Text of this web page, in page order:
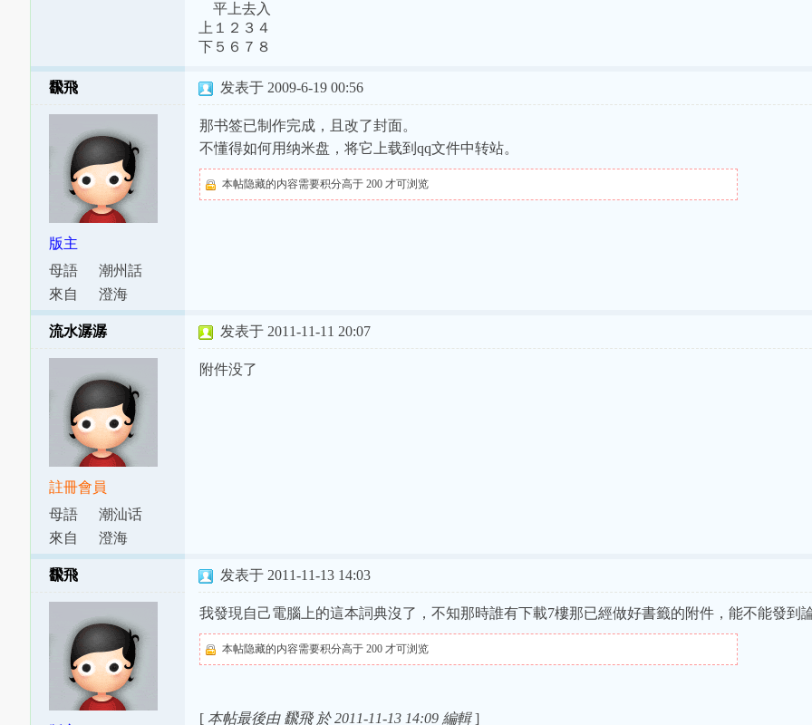
平上去入
上１２３４
下５６７８
飜飛
版主
母語
潮州話
來自
澄海
发表于 2009-6-19 00:56
那书签已制作完成，且改了封面。
不懂得如何用纳米盘，将它上载到qq文件中转站。
本帖隐藏的内容需要积分高于 200 才可浏览
流水潺潺
註冊會員
母語
潮汕话
來自
澄海
发表于 2011-11-11 20:07
附件没了
飜飛 发表于 2011-11-13 14:03
我發現自己電腦上的這本詞典沒了，不知那時誰有下載7樓那已經做好書籤的附件，能不能發到
本帖隐藏的内容需要积分高于 200 才可浏览
[本帖最後由 飜飛 於 2011-11-13 14:09 編輯]